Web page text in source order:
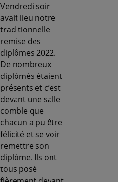
Vendredi soir
avait lieu notre
traditionnelle
remise des
diplômes 2022.
De nombreux
diplômés étaient
présents et c’est
devant une salle
comble que
chacun a pu être
félicité et se voir
remettre son
diplôme. Ils ont
tous posé